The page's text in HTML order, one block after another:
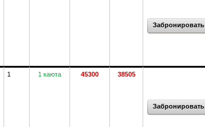
Забронировать
1 1 каюта 45300 38505
Забронировать